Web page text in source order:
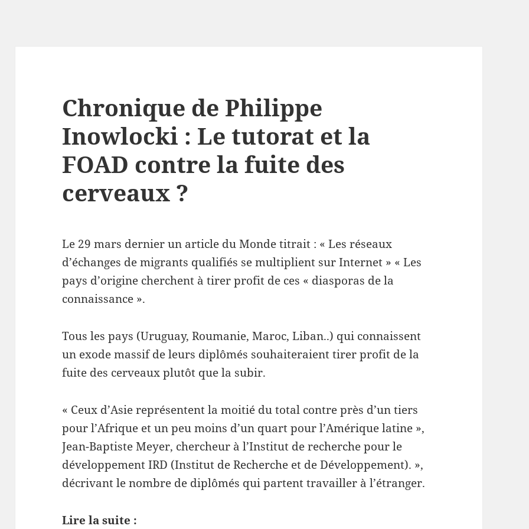
Chronique de Philippe
Inowlocki : Le tutorat et la
FOAD contre la fuite des
cerveaux ?
Le 29 mars dernier un article du Monde titrait : « Les réseaux
d’échanges de migrants qualifiés se multiplient sur Internet » « Les
pays d’origine cherchent à tirer profit de ces « diasporas de la
connaissance ».
Tous les pays (Uruguay, Roumanie, Maroc, Liban..) qui connaissent
un exode massif de leurs diplômés souhaiteraient tirer profit de la
fuite des cerveaux plutôt que la subir.
« Ceux d’Asie représentent la moitié du total contre près d’un tiers
pour l’Afrique et un peu moins d’un quart pour l’Amérique latine »,
Jean-Baptiste Meyer, chercheur à l’Institut de recherche pour le
développement IRD (Institut de Recherche et de Développement). »,
décrivant le nombre de diplômés qui partent travailler à l’étranger.
Lire la suite :